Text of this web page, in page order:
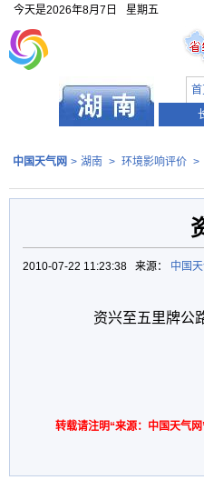
今天是2026年8月7日 星期五
首
中国天气网 > 湖南 > 环境影响评价 >
2010-07-22 11:23:38 来源： 中国
资兴至五里牌公
转载请注明“来源：中国天气网”